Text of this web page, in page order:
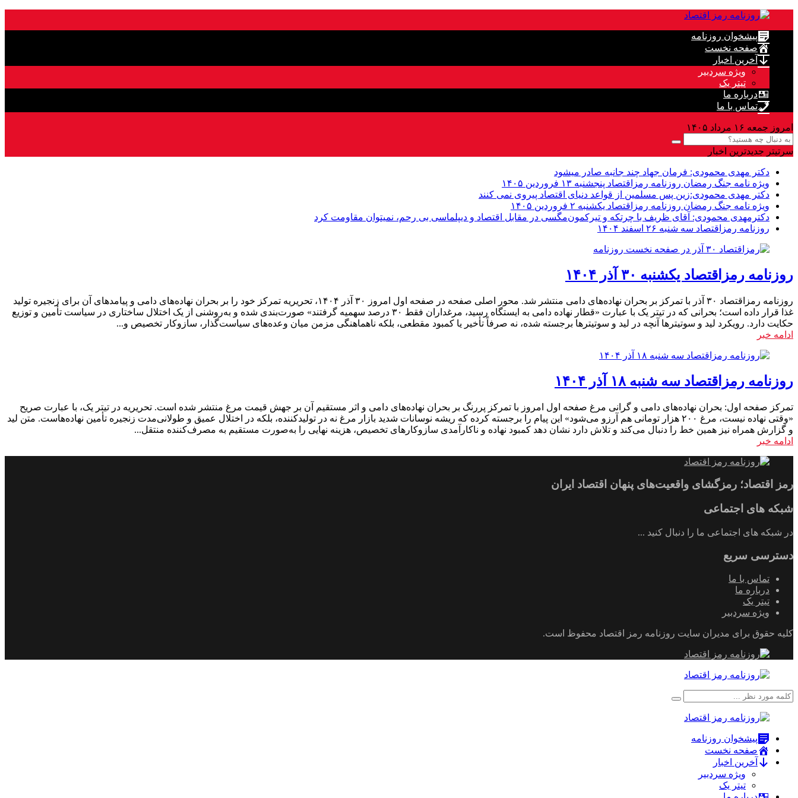
پیشخوان روزنامه
صفحه نخست
آخرین اخبار
ویژه سردبیر
تیتر یک
درباره ما
تماس با ما
امروز جمعه ۱۶ مرداد ۱۴۰۵
سرتیتر جدیدترین اخبار
دکتر مهدى محمودى: فرمان جهاد چند جانبه صادر میشود
ویژه نامه جنگ رمضان روزنامه رمزاقتصاد پنجشنبه ۱۳ فروردین ۱۴۰۵
دکتر مهدی محمودی:زین پس مسلمین از قواعد دنیاى اقتصاد پیروى نمی کنند
ویژه نامه جنگ رمضان روزنامه رمزاقتصاد یکشنبه ۲ فروردین ۱۴۰۵
دکترمهدى محمودى: آقای ظریف با چرتکه و تیرکمون‌مگسی در مقابل اقتصاد و دیپلماسی بی رحم، نمیتوان مقاومت کرد
روزنامه رمزاقتصاد سه شنبه ۲۶ اسفند ۱۴۰۴
روزنامه رمزاقتصاد یکشنبه ۳۰ آذر ۱۴۰۴
روزنامه رمزاقتصاد ۳۰ آذر با تمرکز بر بحران نهاده‌های دامی منتشر شد. محور اصلی صفحه در صفحه اول امروز ۳۰ آذر ۱۴۰۴، تحریریه تمرکز خود را بر بحران نهاده‌های دامی و پیامدهای آن برای زنجیره تولید
غذا قرار داده است؛ بحرانی که در تیتر یک با عبارت «قطار نهاده دامی به ایستگاه رسید، مرغداران فقط ۳۰ درصد سهمیه گرفتند» صورت‌بندی شده و به‌روشنی از یک اختلال ساختاری در سیاست تأمین و توزیع
حکایت دارد. رویکرد لید و سوتیترها آنچه در لید و سوتیترها برجسته شده، نه صرفاً تأخیر یا کمبود مقطعی، بلکه ناهماهنگی مزمن میان وعده‌های سیاست‌گذار، سازوکار تخصیص و...
ادامه خبر
روزنامه رمزاقتصاد سه شنبه ۱۸ آذر ۱۴۰۴
تمرکز صفحه اول: بحران نهاده‌های دامی و گرانی مرغ صفحه اول امروز با تمرکز پررنگ بر بحران نهاده‌های دامی و اثر مستقیم آن بر جهش قیمت مرغ منتشر شده است. تحریریه در تیتر یک، با عبارت صریح
«وقتی نهاده نیست، مرغ ۲۰۰ هزار تومانی هم آرزو می‌شود» این پیام را برجسته کرده که ریشه نوسانات شدید بازار مرغ نه در تولیدکننده، بلکه در اختلال عمیق و طولانی‌مدت زنجیره تأمین نهاده‌هاست. متن لید
و گزارش همراه نیز همین خط را دنبال می‌کند و تلاش دارد نشان دهد کمبود نهاده و ناکارآمدی سازوکارهای تخصیص، هزینه نهایی را به‌صورت مستقیم به مصرف‌کننده منتقل...
ادامه خبر
رمز اقتصاد؛ رمزگشای واقعیت‌های پنهان اقتصاد ایران
شبکه های اجتماعی
در شبکه های اجتماعی ما را دنبال کنید ...
دسترسی سریع
تماس با ما
درباره ما
تیتر یک
ویژه سردبیر
کلیه حقوق برای مدیران سایت روزنامه رمز اقتصاد محفوظ است.
پیشخوان روزنامه
صفحه نخست
آخرین اخبار
ویژه سردبیر
تیتر یک